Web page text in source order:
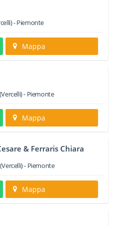
-Piemonte
Mappa
(Vercelli) - Piemonte
Mappa
& Ferraris Chiara
(Vercelli) - Piemonte
Mappa